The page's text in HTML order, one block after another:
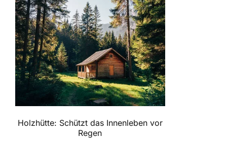
Holzhütte: Schützt das Innenleben vor
Regen